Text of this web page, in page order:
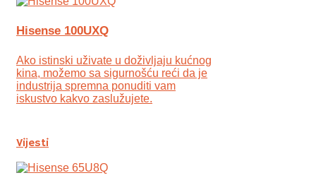
Hisense 100UXQ
Ako istinski uživate u doživljaju kućnog
kina, možemo sa sigurnošću reći da je
industrija spremna ponuditi vam
iskustvo kakvo zaslužujete.
Vijesti